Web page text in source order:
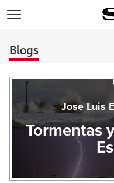
Blogs
Jose Luis
Tormentas